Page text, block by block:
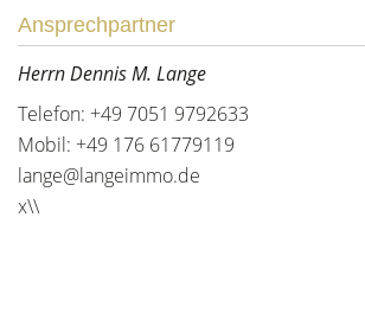
Ansprechpartner
Herrn Dennis M. Lange
Telefon: +49 7051 9792633
Mobil: +49 176 61779119
lange@langeimmo.de
x\\